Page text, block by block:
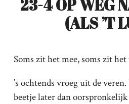
23-4 OP WEG
(ALS ’T
Soms zit het mee, soms zit het
’s ochtends vroeg uit de
beetje later dan